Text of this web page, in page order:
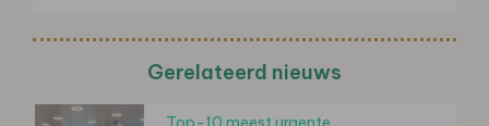
Gerelateerd nieuws